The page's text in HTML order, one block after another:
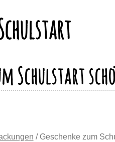
Schulstart
/ Geschenke zum